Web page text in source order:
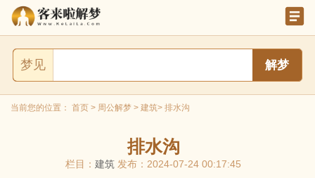
梦见
当前您的位置： 首页 > 周公解梦 > 建筑> 排水沟
排水沟
栏目： 建筑 发布：2024-07-24 00:17:45